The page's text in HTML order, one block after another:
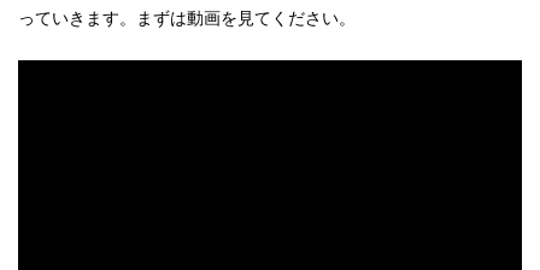
っていきます。まずは動画を見てください。